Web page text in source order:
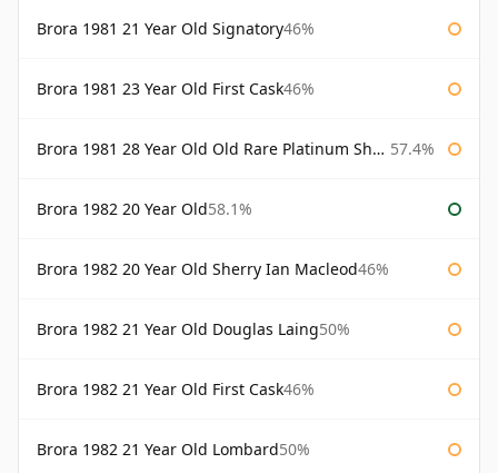
Brora 1981 21 Year Old Signatory46%
Brora 1981 23 Year Old First Cask46%
Brora 1981 28 Year Old Old Rare Platinum Sherry Cask Douglas Laing Platinum Selection 57.4%
Brora 1982 20 Year Old58.1%
Brora 1982 20 Year Old Sherry Ian Macleod46%
Brora 1982 21 Year Old Douglas Laing50%
Brora 1982 21 Year Old First Cask46%
Brora 1982 21 Year Old Lombard50%